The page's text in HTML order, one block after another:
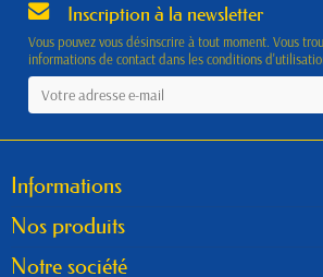
Inscription à la newsletter
Vous pouvez vous désinscrire à tout moment. Vous
informations de contact dans les conditions
Informations
Nos produits
Notre société